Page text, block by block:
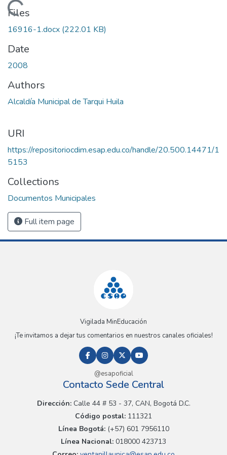
Loading...
Files
16916-1.docx (222.01 KB)
Date
2008
Authors
Alcaldía Municipal de Tarqui Huila
URI
https://repositoriocdim.esap.edu.co/handle/20.500.14471/1
5153
Collections
Documentos Municipales
Full item page
Vigilada MinEducación
¡Te invitamos a dejar tus comentarios en nuestros canales oficiales!
@esapoficial
Contacto Sede Central
Dirección:Calle 44 # 53 - 37, CAN, Bogotá D.C.
Código postal: 111321
Línea Bogotá:(+57) 601 7956110
Línea Nacional: 018000 423713